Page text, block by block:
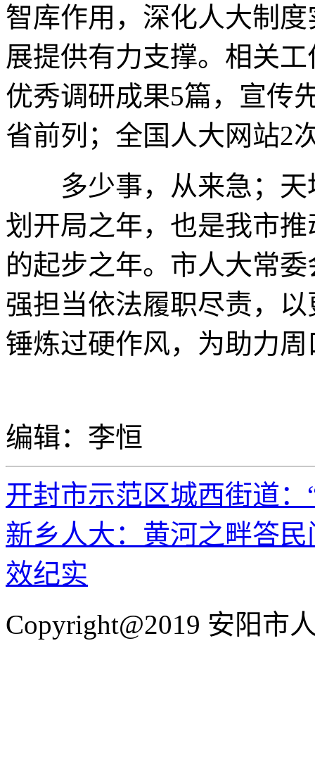
智库作用，深化人大制
展提供有力支撑。相关
优秀调研成果5篇，宣传
省前列；全国人大网站2
多少事，从来急；天
划开局之年，也是我市
的起步之年。市人大常
强担当依法履职尽责，
锤炼过硬作风，为助力
编辑：李恒
开封市示范区城西街道
新乡人大：黄河之畔答
效纪实
Copyright@2019 安阳市